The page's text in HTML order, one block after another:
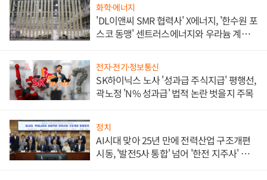
화학·에너지
'DL이앤씨 SMR 협력사' X에너지, '한수원 포
스코 동맹' 센트러스에너지와 우라늄 계약
전자·전기·정보통신
SK하이닉스 노사 '성과급 주식지급' 평행선,
곽노정 'N% 성과급' 법적 논란 벗을지 주목
정치
AI시대 맞아 25년 만에 전력산업 구조개편
시동, '발전5사 통합' 넘어 '한전 지주사' 재편